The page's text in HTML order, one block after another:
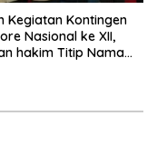
Kegiatan Kontingen
Nasional ke XII,
hakim Titip Nama